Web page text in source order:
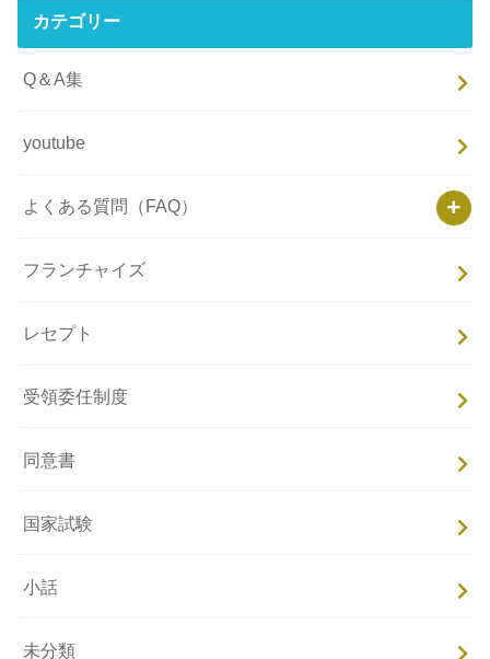
カテゴリー
Q＆A集
youtube
よくある質問（FAQ）
フランチャイズ
レセプト
受領委任制度
同意書
国家試験
小話
未分類